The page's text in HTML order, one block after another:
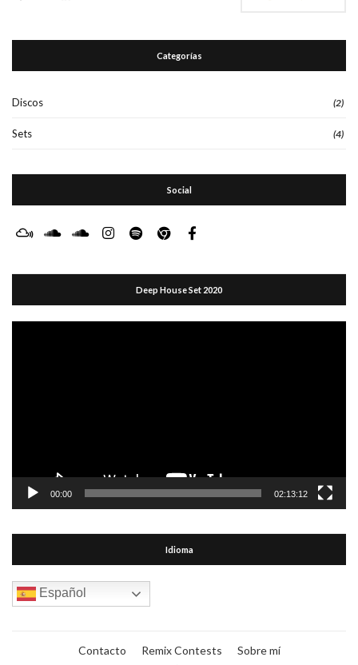
Categorías
Discos (2)
Sets (4)
Social
Deep House Set 2020
00:00 02:13:12
Idioma
Español
Contacto Remix Contests Sobre mí